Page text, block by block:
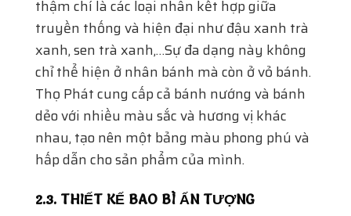
thậm chí là các loại nhân kết hợp giữa
truyền thống và hiện đại như đậu xanh trà
xanh, sen trà xanh,…Sự đa dạng này không
chỉ thể hiện ở nhân bánh mà còn ở vỏ bánh.
Thọ Phát cung cấp cả bánh nướng và bánh
dẻo với nhiều màu sắc và hương vị khác
nhau, tạo nên một bảng màu phong phú và
hấp dẫn cho sản phẩm của mình.
2.3. THIẾT KẾ BAO BÌ ẤN TƯỢNG